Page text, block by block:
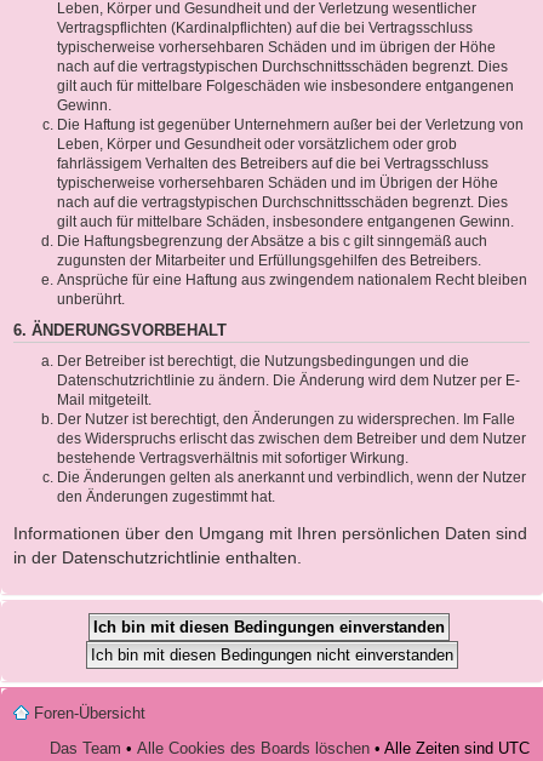
Leben, Körper und Gesundheit und der Verletzung wesentlicher
Vertragspflichten (Kardinalpflichten) auf die bei Vertragsschluss
typischerweise vorhersehbaren Schäden und im übrigen der Höhe
nach auf die vertragstypischen Durchschnittsschäden begrenzt. Dies
gilt auch für mittelbare Folgeschäden wie insbesondere entgangenen
Gewinn.
Die Haftung ist gegenüber Unternehmern außer bei der Verletzung von
Leben, Körper und Gesundheit oder vorsätzlichem oder grob
fahrlässigem Verhalten des Betreibers auf die bei Vertragsschluss
typischerweise vorhersehbaren Schäden und im Übrigen der Höhe
nach auf die vertragstypischen Durchschnittsschäden begrenzt. Dies
gilt auch für mittelbare Schäden, insbesondere entgangenen Gewinn.
Die Haftungsbegrenzung der Absätze a bis c gilt sinngemäß auch
zugunsten der Mitarbeiter und Erfüllungsgehilfen des Betreibers.
Ansprüche für eine Haftung aus zwingendem nationalem Recht bleiben
unberührt.
6. ÄNDERUNGSVORBEHALT
Der Betreiber ist berechtigt, die Nutzungsbedingungen und die
Datenschutzrichtlinie zu ändern. Die Änderung wird dem Nutzer per E-
Mail mitgeteilt.
Der Nutzer ist berechtigt, den Änderungen zu widersprechen. Im Falle
des Widerspruchs erlischt das zwischen dem Betreiber und dem Nutzer
bestehende Vertragsverhältnis mit sofortiger Wirkung.
Die Änderungen gelten als anerkannt und verbindlich, wenn der Nutzer
den Änderungen zugestimmt hat.
Informationen über den Umgang mit Ihren persönlichen Daten sind
in der Datenschutzrichtlinie enthalten.
Foren-Übersicht
Das Team • Alle Cookies des Boards löschen • Alle Zeiten sind UTC